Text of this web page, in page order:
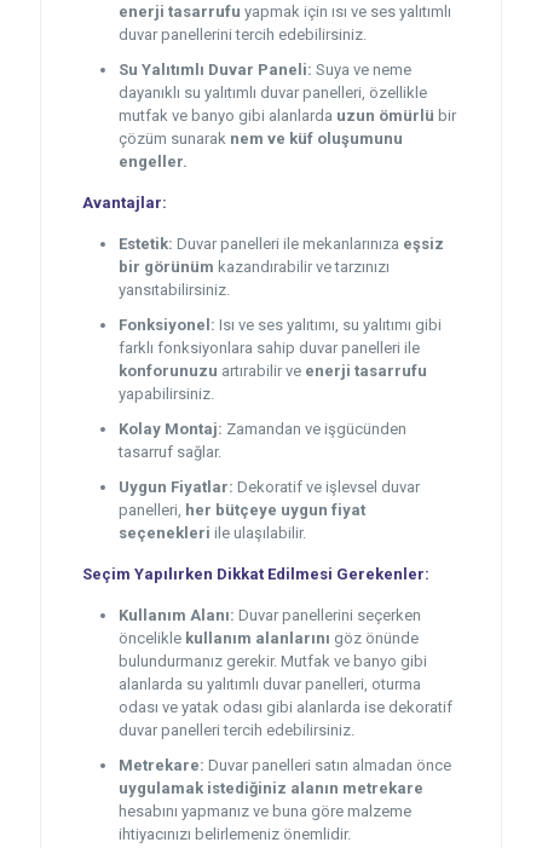
enerji tasarrufu yapmak için ısı ve ses yalıtımlı
duvar panellerini tercih edebilirsiniz.
Su Yalıtımlı Duvar Paneli: Suya ve neme
dayanıklı su yalıtımlı duvar panelleri, özellikle
mutfak ve banyo gibi alanlarda uzun ömürlü bir
çözüm sunarak nem ve küf oluşumunu
engeller.
Avantajlar:
Estetik: Duvar panelleri ile mekanlarınıza eşsiz
bir görünüm kazandırabilir ve tarzınızı
yansıtabilirsiniz.
Fonksiyonel: Isı ve ses yalıtımı, su yalıtımı gibi
farklı fonksiyonlara sahip duvar panelleri ile
konforunuzu artırabilir ve enerji tasarrufu
yapabilirsiniz.
Kolay Montaj: Zamandan ve işgücünden
tasarruf sağlar.
Uygun Fiyatlar: Dekoratif ve işlevsel duvar
panelleri,
her bütçeye uygun fiyat
seçenekleri ile ulaşılabilir.
Seçim Yapılırken Dikkat Edilmesi Gerekenler:
Kullanım Alanı: Duvar panellerini seçerken
öncelikle kullanım alanlarını göz önünde
bulundurmanız gerekir. Mutfak ve banyo gibi
alanlarda su yalıtımlı duvar panelleri, oturma
odası ve yatak odası gibi alanlarda ise dekoratif
duvar panelleri tercih edebilirsiniz.
Metrekare: Duvar panelleri satın almadan önce
uygulamak istediğiniz alanın metrekare
hesabını yapmanız ve buna göre malzeme
ihtiyacınızı belirlemeniz önemlidir.